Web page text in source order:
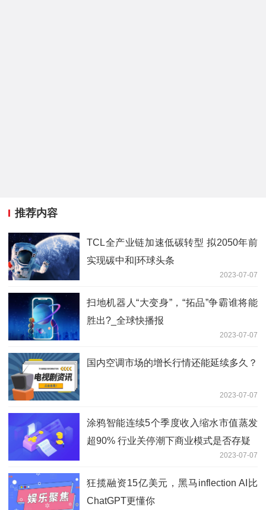
推荐内容
TCL全产业链加速低碳转型 拟2050年前
实现碳中和|环球头条
2023-07-07
扫地机器人“大变身”，“拓品”争霸谁将能
胜出?_全球快播报
2023-07-07
国内空调市场的增长行情还能延续多久？
2023-07-07
涂鸦智能连续5个季度收入缩水市值蒸发
超90% 行业关停潮下商业模式是否存疑
2023-07-07
狂揽融资15亿美元，黑马inflection AI比
ChatGPT更懂你